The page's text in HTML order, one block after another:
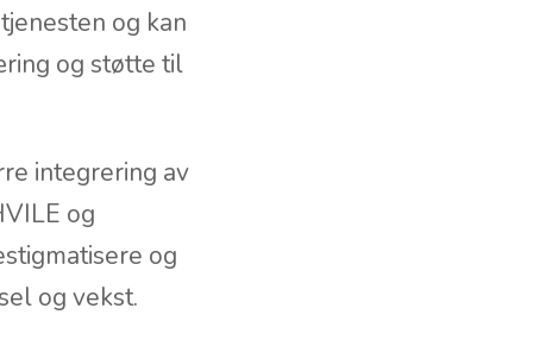
og kan
og støtte til
integrering av
og
og
og vekst.